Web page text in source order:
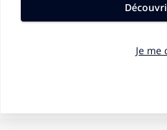
76% des Français sont
long terme ».La France se
milliards d’euros. Candide le